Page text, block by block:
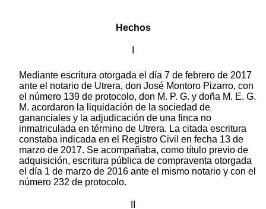
Hechos
Mediante escritura otorgada el día 7 de febrero de 2017
ante el notario de Utrera, don José Montoro Pizarro, con
el número 139 de protocolo, don M. P. G. y doña M. E. G.
M. acordaron la liquidación de la sociedad de
gananciales y la adjudicación de una finca no
inmatriculada en término de Utrera. La citada escritura
constaba indicada en el Registro Civil en fecha 13 de
marzo de 2017. Se acompañaba, como título previo de
adquisición, escritura pública de compraventa otorgada
el día 1 de marzo de 2016 ante el mismo notario y con el
número 232 de protocolo.